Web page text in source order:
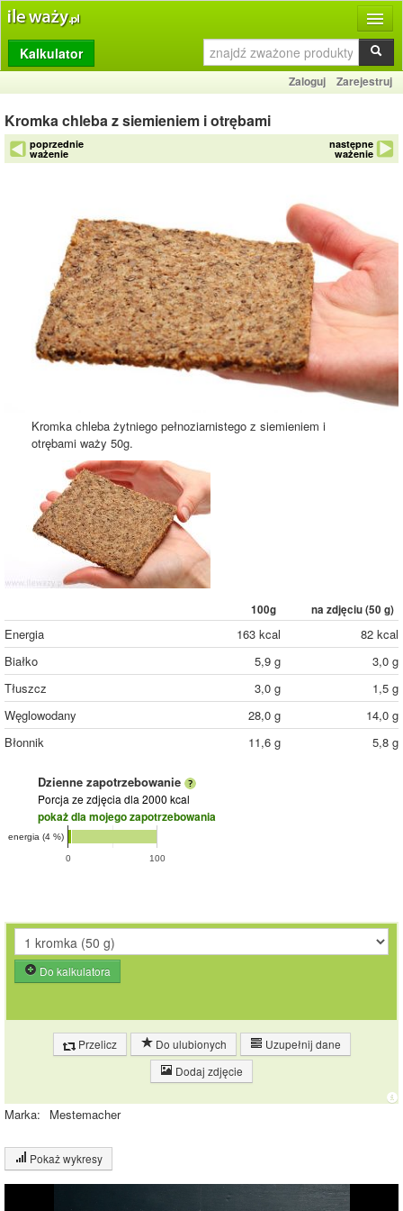
Produkty
Dziennik
Przelicznik
Porównywarka
Słownik
O stronie
Kontakt
Kalkulator
Zaloguj Zarejestruj
Kromka chleba z siemieniem i otrębami
poprzednie
ważenie
następne
ważenie
Kromka chleba żytniego pełnoziarnistego z siemieniem i
otrębami waży 50g.
100g na zdjęciu (50 g)
Energia 163 kcal
82 kcal
Białko
5,9 g
3,0 g
Tłuszcz
3,0 g
1,5 g
Węglowodany
28,0 g
14,0 g
Błonnik
11,6 g 5,8 g
Dzienne zapotrzebowanie
Porcja ze zdjęcia dla 2000 kcal
pokaż dla mojego zapotrzebowania
0 100
energia (4 %)
Do kalkulatora
Przelicz Do ulubionych
Uzupełnij dane
Dodaj zdjęcie
Marka: Mestemacher
Pokaż wykresy
Wykres składu produktu